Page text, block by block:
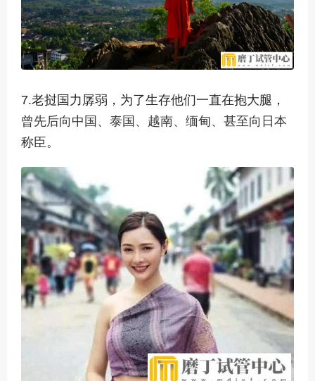
7.老挝国力孱弱，为了生存他们一直在抱大腿，
曾先后向中国、泰国、越南、缅甸、甚至向日本
称臣。